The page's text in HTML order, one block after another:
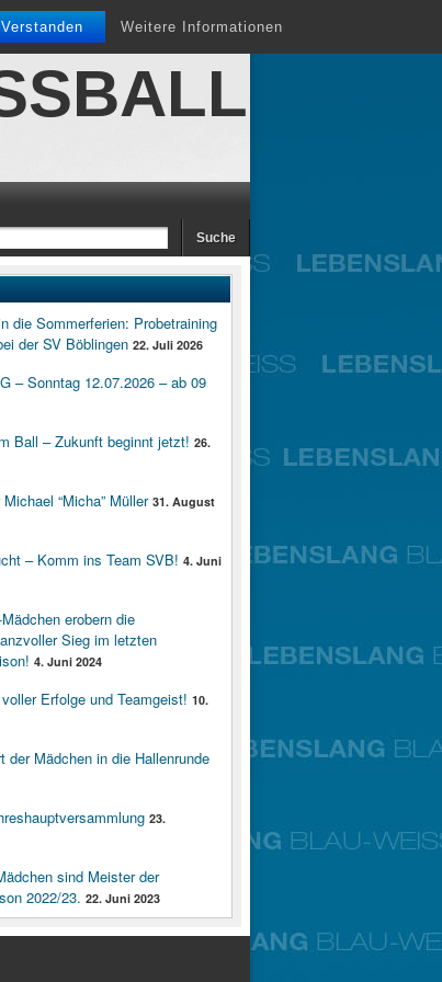
Verstanden Weitere Informationen
die Sommerferien: Probetraining
der SV Böblingen 22. Juli 2026
– Sonntag 12.07.2026 – ab 09
Ball – Zukunft beginnt jetzt! 26.
“Micha” Müller 31. August
– Komm ins Team SVB! 4. Juni
erobern die
Sieg im letzten
4. Juni 2024
Erfolge und Teamgeist! 10.
der Mädchen in die Hallenrunde
23.
sind Meister der
2022/23. 22. Juni 2023